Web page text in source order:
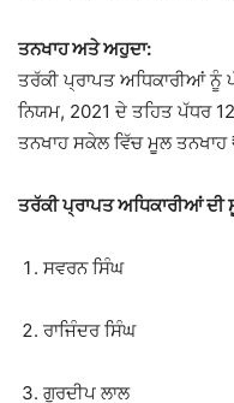
ਤਨਖਾਹ ਅਤੇ ਅਹੁਦਾ:
ਤਰੱਕੀ ਪ੍ਰਾਪਤ ਅਧਿਕਾਰੀਆਂ ਨੂੰ
ਨਿਯਮ, 2021 ਦੇ ਤਹਿਤ ਪੱਧਰ
ਤਨਖਾਹ ਸਕੇਲ ਵਿੱਚ ਮੂਲ ਤਨਖਾਹ
ਤਰੱਕੀ ਪ੍ਰਾਪਤ ਅਧਿਕਾਰੀਆਂ ਦੀ
ਸਵਰਨ ਸਿੰਘ
ਰਾਜਿੰਦਰ ਸਿੰਘ
ਗੁਰਦੀਪ ਲਾਲ